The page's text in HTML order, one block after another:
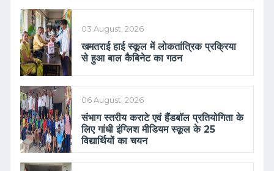
03 August, 2026
खमतराई हाई स्कूल में लोकतांत्रिक प्रक्रिया
से हुआ बाल कैबिनेट का गठन
06 August, 2026
संभाग स्तरीय कराटे एवं हैंडबॉल प्रतियोगिता के
लिए गांधी इंग्लिश मीडियम स्कूल के 25
विद्यार्थियों का चयन